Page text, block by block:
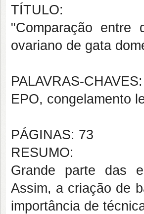
TÍTULO:
"Comparação entre
ovariano de gata
PALAVRAS-CHAVES:
EPO, congelamento
PÁGINAS: 73
RESUMO:
Grande parte das
Assim, a criação de
importância de